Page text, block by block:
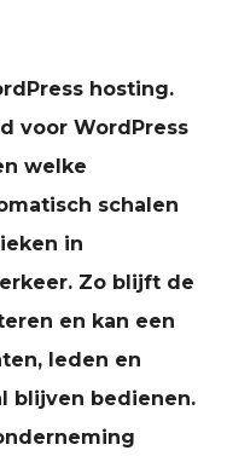
hosting.
voor WordPress
welke
schalen
in
Zo blijft de
en kan een
leden en
blijven bedienen.